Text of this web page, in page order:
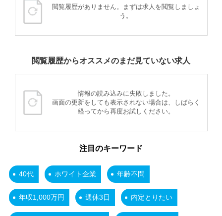
閲覧履歴がありません。まずは求人を閲覧しましょ
う。
閲覧履歴からオススメのまだ見ていない求人
情報の読み込みに失敗しました。
画面の更新をしても表示されない場合は、しばらく
経ってから再度お試しください。
注目のキーワード
40代 ホワイト企業 年齢不問
年収1,000万円 週休3日 内定とりたい